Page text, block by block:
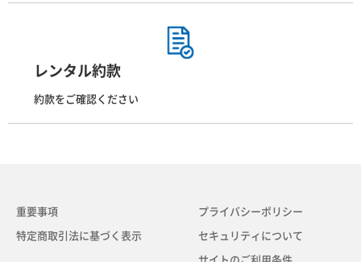
レンタル約款
約款をご確認ください
重要事項
特定商取引法に基づく表示
プライバシーポリシー
セキュリティについて